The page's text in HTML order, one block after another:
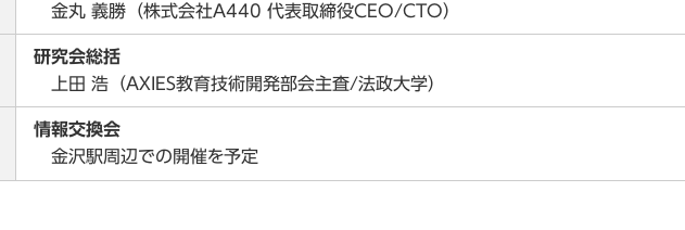
金丸 義勝（株式会社A440 代表取締役CEO/CTO）
研究会総括
上田 浩（AXIES教育技術開発部会主査/法政大学）
情報交換会
金沢駅周辺での開催を予定